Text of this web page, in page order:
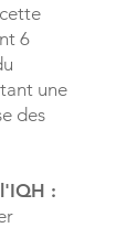
6
une
des
: